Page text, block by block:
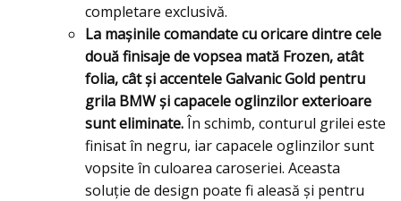
completare exclusivă.
La maşinile comandate cu oricare dintre cele
două finisaje de vopsea mată Frozen, atât
folia, cât şi accentele Galvanic Gold pentru
grila BMW şi capacele oglinzilor exterioare
sunt eliminate.În schimb, conturul grilei este
finisat în negru, iar capacele oglinzilor sunt
vopsite în culoarea caroseriei. Aceasta
soluţie de design poate fi aleasă şi pentru